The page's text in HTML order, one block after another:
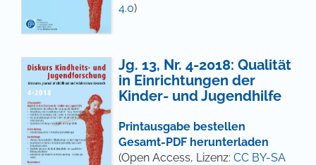
4.0)
Jg. 13, Nr. 4-2018: Qualität
in Einrichtungen der
Kinder- und Jugendhilfe
Printausgabe bestellen
Gesamt-PDF herunterladen
(Open Access, Lizenz: CC BY-SA